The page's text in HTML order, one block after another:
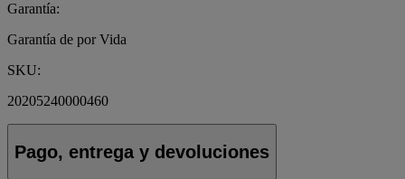
Garantía:
Garantía de por Vida
SKU:
20205240000460
Pago, entrega y devoluciones